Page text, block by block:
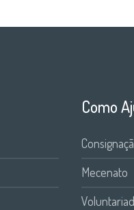
Como
Mecenato